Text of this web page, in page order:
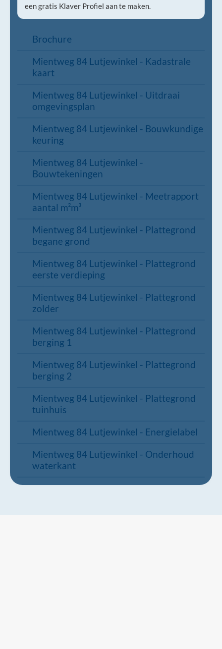
een gratis Klaver Profiel aan te maken.
Brochure
Mientweg 84 Lutjewinkel - Kadastrale
kaart
Mientweg 84 Lutjewinkel - Uitdraai
omgevingsplan
Mientweg 84 Lutjewinkel - Bouwkundige
keuring
Mientweg 84 Lutjewinkel -
Bouwtekeningen
Mientweg 84 Lutjewinkel - Meetrapport
aantal m²m³
Mientweg 84 Lutjewinkel - Plattegrond
begane grond
Mientweg 84 Lutjewinkel - Plattegrond
eerste verdieping
Mientweg 84 Lutjewinkel - Plattegrond
zolder
Mientweg 84 Lutjewinkel - Plattegrond
berging 1
Mientweg 84 Lutjewinkel - Plattegrond
berging 2
Mientweg 84 Lutjewinkel - Plattegrond
tuinhuis
Mientweg 84 Lutjewinkel - Energielabel
Mientweg 84 Lutjewinkel - Onderhoud
waterkant